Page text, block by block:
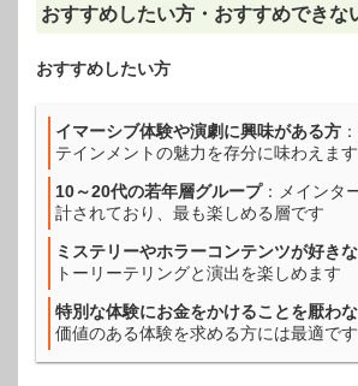
おすすめしたい方・おすすめできな
おすすめしたい方
イマーシブ体験や演劇に興味がある方
テインメントの魅力を存分に味わえます
10～20代の若年層グループ：メインタ
計されており、最も楽しめる層です
ミステリーやホラーコンテンツが好き
トーリーテリングと演出を楽しめます
特別な体験にお金をかけることを厭わ
価値のある体験を求める方には最適です